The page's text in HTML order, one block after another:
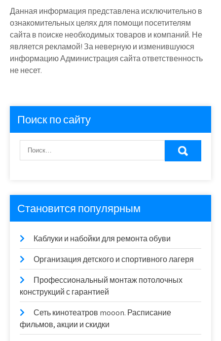
Данная информация представлена исключительно в
ознакомительных целях для помощи посетителям
сайта в поиске необходимых товаров и компаний. Не
является рекламой! За неверную и изменившуюся
информацию Администрация сайта ответственность
не несет.
Поиск по сайту
Становится популярным
Каблуки и набойки для ремонта обуви
Организация детского и спортивного лагеря
Профессиональный монтаж потолочных
конструкций с гарантией
Сеть кинотеатров mooon. Расписание
фильмов, акции и скидки